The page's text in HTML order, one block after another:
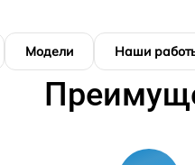
Модели Наши